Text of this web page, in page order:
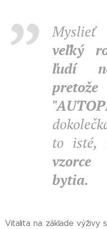
Myslieť
veľký
ľudí
to isté,
bytia.
Vitalita na základe výživy